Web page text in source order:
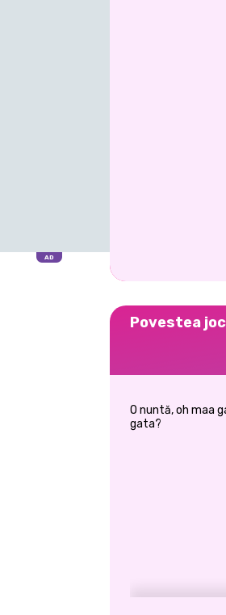
Povestea
O nuntă, oh maa
gata?